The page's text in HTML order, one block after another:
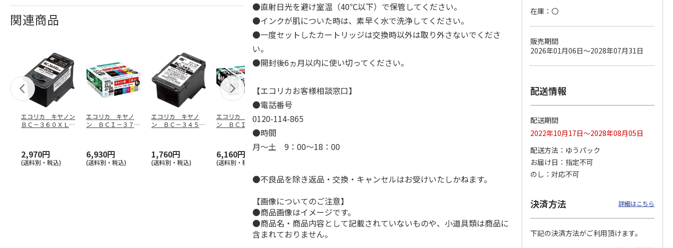
関連商品
エコリカ キヤノン
ＢＣ－３６０ＸＬ対
2,970円
(送料別・税込)
エコリカ キヤノ
ン ＢＣＩ－３７１
6,930円
(送料別・税込)
エコリカ キヤノ
ン ＢＣ－３４５対
1,760円
(送料別・税込)
エコリカ キヤノ
ン ＢＣＩ－３５１
ＸＬ＋３５０ＸＬ／
6,160円
(送料別・税込)
エコリカ キヤノ
ン ＢＣＩ－３８１
5,720円
エコリカ キヤノ
ン ＢＣＩ－３７１
＋３７０／５ＭＰ対
3,740円
(送料別・税込)
＋３８０／５ＭＰ対
●直射日光を避け室温（40℃以下）で保管してください。
●インクが肌についた時は、素早く水で洗浄してください。
●一度セットしたカートリッジは交換時以外は取り外さないでくださ
い。
●開封後6ヵ月以内に使い切ってください。
【エコリカお客様相談窓口】
●電話番号
0120-114-865
●時間
月～土 9：00～18：00
●不良品を除き返品・交換・キャンセルはお受けいたしかねます。
【画像についてのご注意】
●商品画像はイメージです。
●商品名・商品内容として記載されていないものや、小道具類は商品に
含まれておりません。
在庫：〇
販売期間
2026年01月06日～2028年07月31日
配送情報
配送期間
2022年10月17日～2028年08月05日
配送方法
ゆうパック
お届け日
指定不可
のし
対応不可
決済方法 詳細はこちら
下記の決済方法がご利用頂けます。